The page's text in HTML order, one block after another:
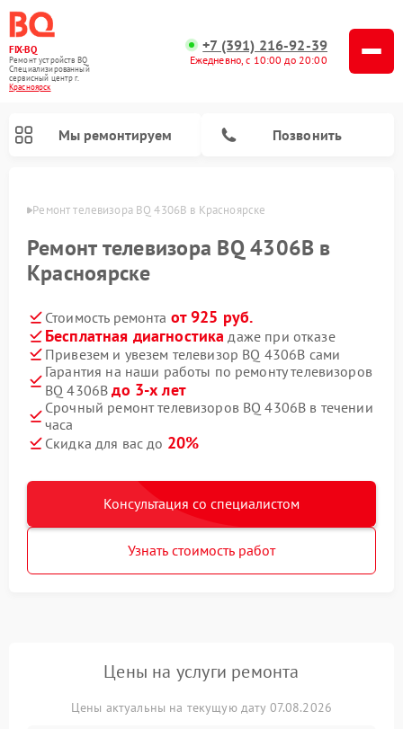
FIX-BQ
Ремонт устройств BQ
Специализированный
cервисный центр г.
Красноярск
+7 (391) 216-92-39
Ежедневно, с 10:00 до 20:00
Мы ремонтируем Позвонить
Ремонт телевизора BQ 4306B в Красноярске
Ремонт телевизора BQ 4306B в
Красноярске
Стоимость ремонта от 925 руб.
Бесплатная диагностика даже при отказе
Привезем и увезем телевизор BQ 4306B сами
Гарантия на наши работы по ремонту телевизоров
BQ 4306Bдо 3-х лет
Срочный ремонт телевизоров BQ 4306B в течении
часа
Скидка для вас до 20%
Консультация со специалистом
Узнать стоимость работ
Цены на услуги ремонта
Цены актуальны на текущую дату 07.08.2026